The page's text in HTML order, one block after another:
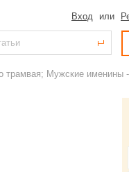
Вход или
трамвая; Мужские именины